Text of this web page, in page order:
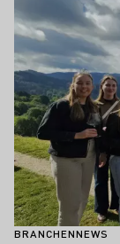
BRANCHENNEWS